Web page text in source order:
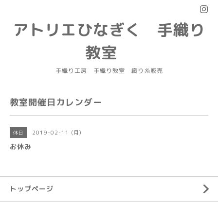
アトリエひなぎく 手織り
教室
手織り工房 手織り教室 織り糸販売
教室開催日カレンダー
休日 2019-02-11 (月)
お休み
トップページ